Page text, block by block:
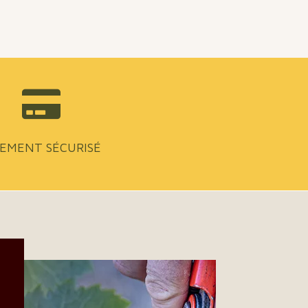

SÉCURISÉ